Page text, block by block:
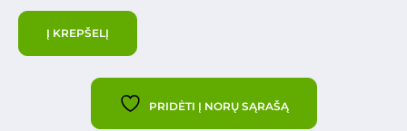
Į KREPŠELĮ
PRIDĖTI Į NORŲ SĄRAŠĄ